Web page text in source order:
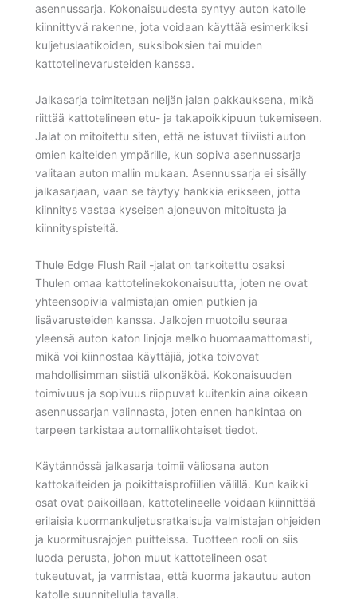
asennussarja. Kokonaisuudesta syntyy auton katolle
kiinnittyvä rakenne, jota voidaan käyttää esimerkiksi
kuljetuslaatikoiden, suksiboksien tai muiden
kattotelinevarusteiden kanssa.
Jalkasarja toimitetaan neljän jalan pakkauksena, mikä
riittää kattotelineen etu- ja takapoikkipuun tukemiseen.
Jalat on mitoitettu siten, että ne istuvat tiiviisti auton
omien kaiteiden ympärille, kun sopiva asennussarja
valitaan auton mallin mukaan. Asennussarja ei sisälly
jalkasarjaan, vaan se täytyy hankkia erikseen, jotta
kiinnitys vastaa kyseisen ajoneuvon mitoitusta ja
kiinnityspisteitä.
Thule Edge Flush Rail -jalat on tarkoitettu osaksi
Thulen omaa kattotelinekokonaisuutta, joten ne ovat
yhteensopivia valmistajan omien putkien ja
lisävarusteiden kanssa. Jalkojen muotoilu seuraa
yleensä auton katon linjoja melko huomaamattomasti,
mikä voi kiinnostaa käyttäjiä, jotka toivovat
mahdollisimman siistiä ulkonäköä. Kokonaisuuden
toimivuus ja sopivuus riippuvat kuitenkin aina oikean
asennussarjan valinnasta, joten ennen hankintaa on
tarpeen tarkistaa automallikohtaiset tiedot.
Käytännössä jalkasarja toimii väliosana auton
kattokaiteiden ja poikittaisprofiilien välillä. Kun kaikki
osat ovat paikoillaan, kattotelineelle voidaan kiinnittää
erilaisia kuormankuljetusratkaisuja valmistajan ohjeiden
ja kuormitusrajojen puitteissa. Tuotteen rooli on siis
luoda perusta, johon muut kattotelineen osat
tukeutuvat, ja varmistaa, että kuorma jakautuu auton
katolle suunnitellulla tavalla.